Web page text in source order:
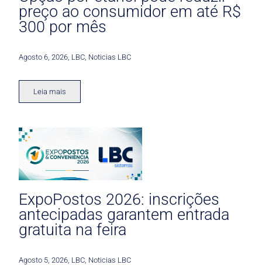
preço ao consumidor em até R$
300 por mês
Agosto 6, 2026 LBC Noticias LBC
Leia mais
ExpoPostos 2026: inscrições
antecipadas garantem entrada
gratuita na feira
Agosto 5, 2026 LBC Noticias LBC